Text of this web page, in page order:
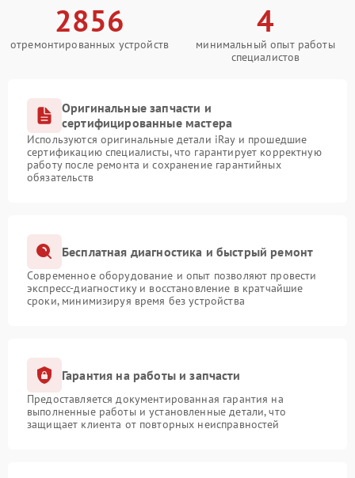
2856
отремонтированных устройств
4
минимальный опыт работы
специалистов
Оригинальные запчасти и
сертифицированные мастера
Используются оригинальные детали iRay и прошедшие
сертификацию специалисты, что гарантирует корректную
работу после ремонта и сохранение гарантийных
обязательств
Бесплатная диагностика и быстрый ремонт
Современное оборудование и опыт позволяют провести
экспресс-диагностику и восстановление в кратчайшие
сроки, минимизируя время без устройства
Гарантия на работы и запчасти
Предоставляется документированная гарантия на
выполненные работы и установленные детали, что
защищает клиента от повторных неисправностей